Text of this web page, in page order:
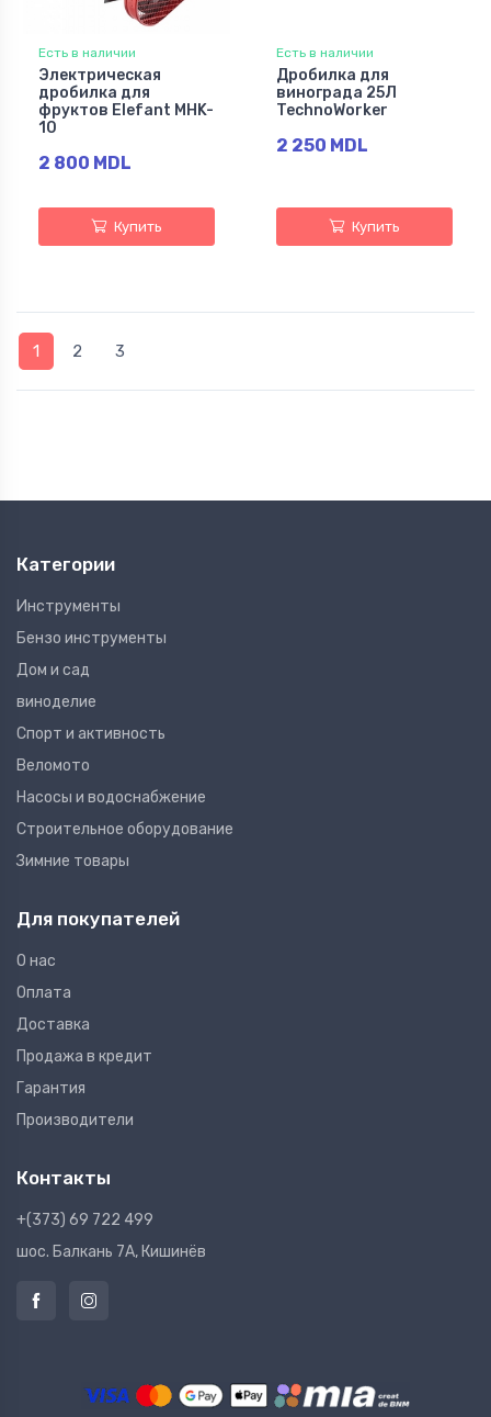
Есть в наличии
Электрическая
дробилка для
фруктов Elefant MHK-
10
2 800 MDL
Купить
Есть в наличии
Дробилка для
винограда 25Л
TechnoWorker
2 250 MDL
Купить
1 2 3
Категории
Инструменты
Бензо инструменты
Дом и сад
виноделие
Спорт и активность
Веломото
Насосы и водоснабжение
Строительное оборудование
Зимние товары
Для покупателей
О нас
Оплата
Доставка
Продажа в кредит
Гарантия
Производители
Контакты
+(373) 69 722 499
шос. Балкань 7A, Кишинёв